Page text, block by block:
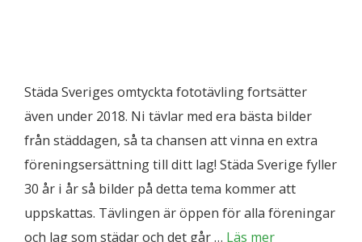
Städa Sveriges omtyckta fototävling fortsätter
även under 2018. Ni tävlar med era bästa bilder
från städdagen, så ta chansen att vinna en extra
föreningsersättning till ditt lag! Städa Sverige fyller
30 år i år så bilder på detta tema kommer att
uppskattas. Tävlingen är öppen för alla föreningar
och lag som städar och det går … Läs mer